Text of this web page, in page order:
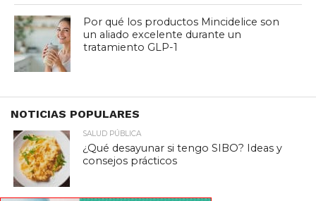
Por qué los productos Mincidelice son
un aliado excelente durante un
tratamiento GLP-1
NOTICIAS POPULARES
SALUD PÚBLICA
¿Qué desayunar si tengo SIBO? Ideas y
consejos prácticos